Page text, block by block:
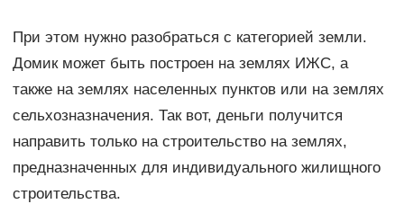
При этом нужно разобраться с категорией земли.
Домик может быть построен на землях ИЖС, а
также на землях населенных пунктов или на землях
сельхозназначения. Так вот, деньги получится
направить только на строительство на землях,
предназначенных для индивидуального жилищного
строительства.